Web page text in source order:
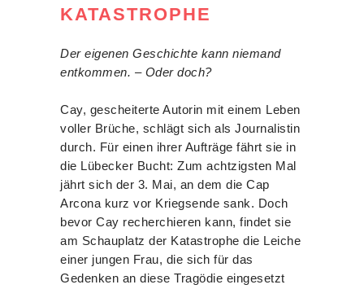
KATASTROPHE
Der eigenen Geschichte kann niemand
entkommen. – Oder doch?
Cay, gescheiterte Autorin mit einem Leben
voller Brüche, schlägt sich als Journalistin
durch. Für einen ihrer Aufträge fährt sie in
die Lübecker Bucht: Zum achtzigsten Mal
jährt sich der 3. Mai, an dem die Cap
Arcona kurz vor Kriegsende sank. Doch
bevor Cay recherchieren kann, findet sie
am Schauplatz der Katastrophe die Leiche
einer jungen Frau, die sich für das
Gedenken an diese Tragödie eingesetzt